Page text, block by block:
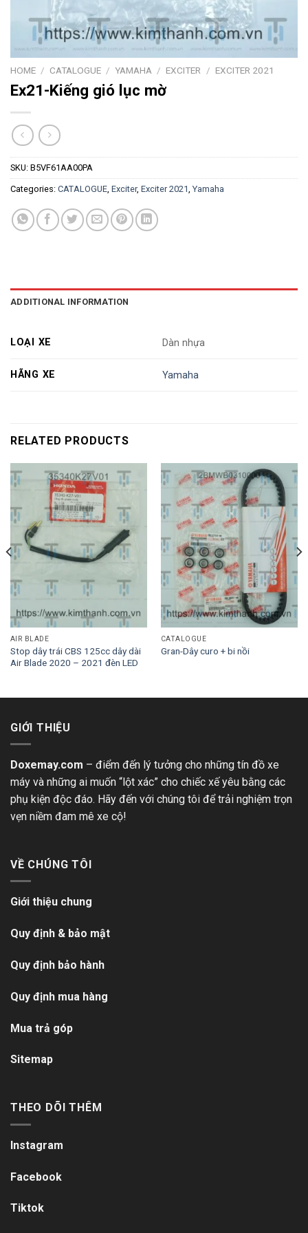
HOME / CATALOGUE / YAMAHA / EXCITER / EXCITER 2021
Ex21-Kiếng gió lục mờ
SKU: B5VF61AA00PA
Categories: CATALOGUE, Exciter, Exciter 2021, Yamaha
ADDITIONAL INFORMATION
LOẠI XE Dàn nhựa
HÃNG XE Yamaha
RELATED PRODUCTS
AIR BLADE
Stop dây trái CBS 125cc dây dài
Air Blade 2020 – 2021 đèn LED
CATALOGUE
Gran-Dây curo + bi nồi
GIỚI THIỆU
Doxemay.com – điểm đến lý tưởng cho những tín đồ xe
máy và những ai muốn “lột xác” cho chiếc xế yêu bằng các
phụ kiện độc đáo. Hãy đến với chúng tôi để trải nghiệm trọn
vẹn niềm đam mê xe cộ!
VỀ CHÚNG TÔI
Giới thiệu chung
Quy định & bảo mật
Quy định bảo hành
Quy định mua hàng
Mua trả góp
Sitemap
THEO DÕI THÊM
Instagram
Facebook
Tiktok